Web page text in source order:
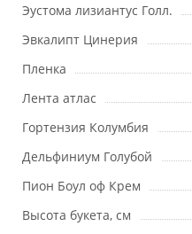
Эустома лизиантус Голл.
Эвкалипт Цинерия
Пленка
Лента атлас
Гортензия Колумбия
Дельфиниум Голубой
Пион Боул оф Крем
Высота букета, см